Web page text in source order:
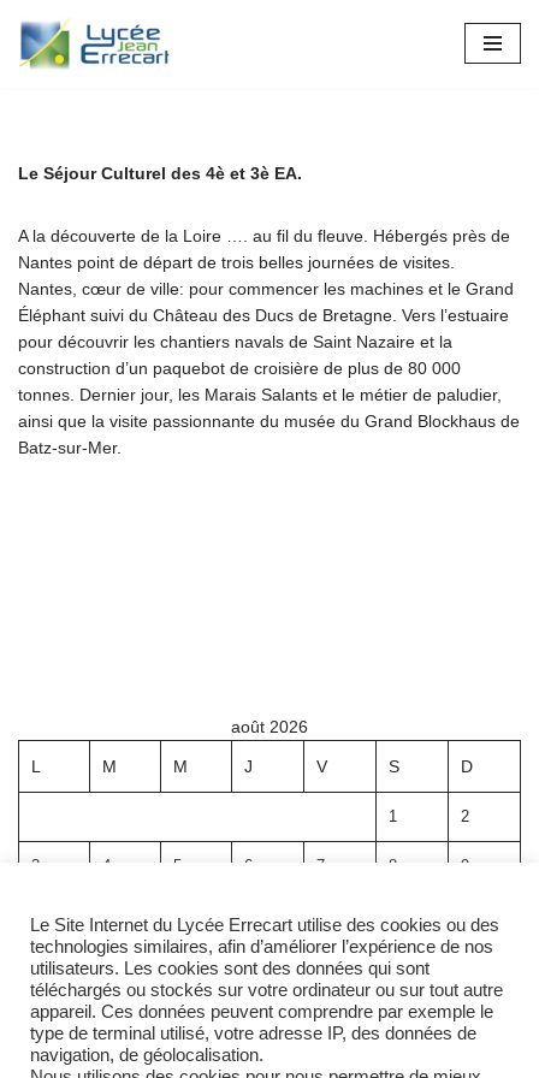
Aller
Le Séjour Culturel des 4è et 3è EA.
A la découverte de la Loire …. au fil du fleuve. Hébergés près de
Nantes point de départ de trois belles journées de visites.
Nantes, cœur de ville: pour commencer les machines et le Grand
Éléphant suivi du Château des Ducs de Bretagne. Vers l’estuaire
pour découvrir les chantiers navals de Saint Nazaire et la
construction d’un paquebot de croisière de plus de 80 000
tonnes. Dernier jour, les Marais Salants et le métier de paludier,
ainsi que la visite passionnante du musée du Grand Blockhaus de
Batz-sur-Mer.
août 2026
L M M J V S D
1 2
3 4 5 6 7 8 9
10 12 14
17 18 19 20 21 22
24 25 26 27 28 29 30
31
Le Site Internet du Lycée Errecart utilise des cookies ou des
technologies similaires, afin d’améliorer l’expérience de nos
utilisateurs. Les cookies sont des données qui sont
téléchargés ou stockés sur votre ordinateur ou sur tout autre
appareil. Ces données peuvent comprendre par exemple le
type de terminal utilisé, votre adresse IP, des données de
navigation, de géolocalisation.